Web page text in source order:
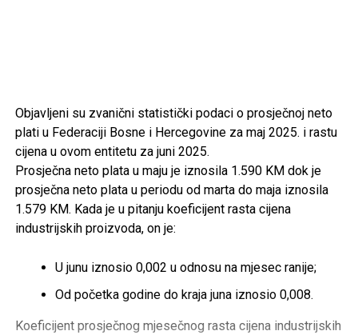
Objavljeni su zvanični statistički podaci o prosječnoj neto
plati u Federaciji Bosne i Hercegovine za maj 2025. i rastu
cijena u ovom entitetu za juni 2025.
Prosječna neto plata u maju je iznosila 1.590 KM dok je
prosječna neto plata u periodu od marta do maja iznosila
1.579 KM. Kada je u pitanju koeficijent rasta cijena
industrijskih proizvoda, on je:
U junu iznosio 0,002 u odnosu na mjesec ranije;
Od početka godine do kraja juna iznosio 0,008.
Koeficijent prosječnog mjesečnog rasta cijena industrijskih